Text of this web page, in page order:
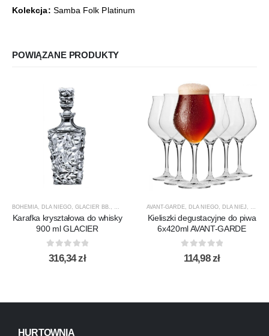
Kolekcja: Samba Folk Platinum
POWIĄZANE PRODUKTY
BOHEMIA DLA NIEGO GLACIER BB. KARAFKI DO WHISKY ,PREZENTY,
Karafka kryształowa do whisky
900 ml GLACIER
0out of 5
316,34zł
AVANT-GARDE DLA NIEGO DLA NIEJ
Kieliszki degustacyjne do piwa
6x420ml AVANT-GARDE
0out of 5
114,98zł
HURTOWNIA